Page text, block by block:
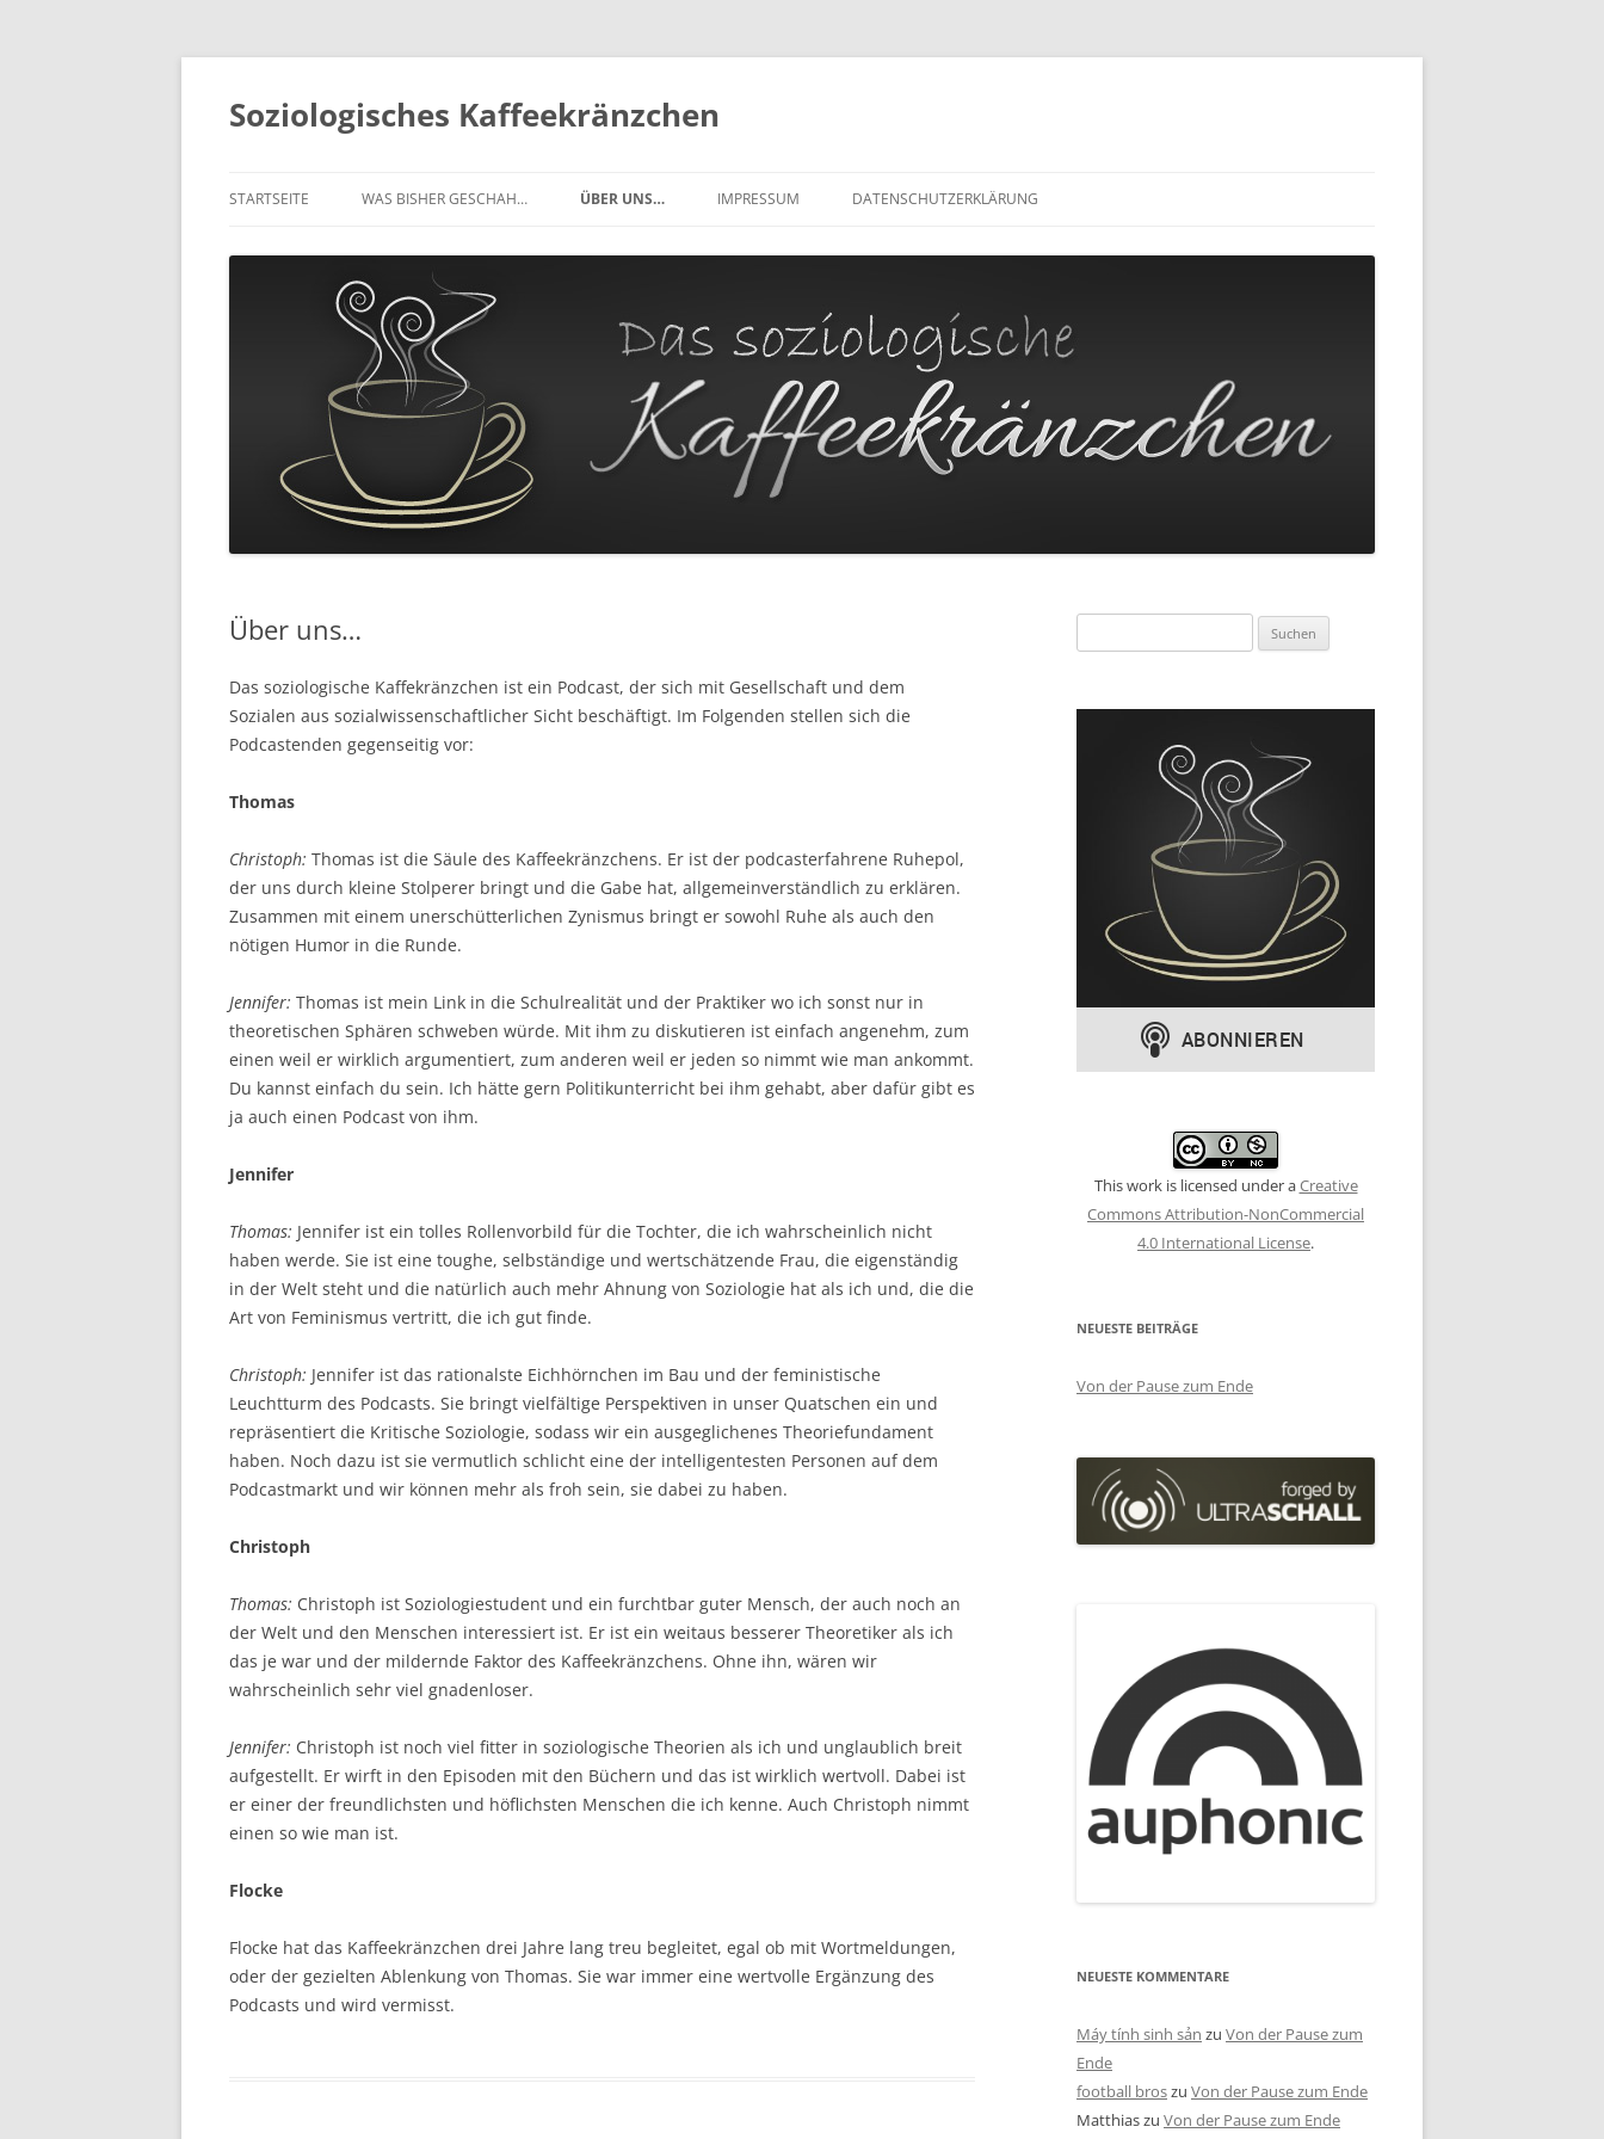
Soziologisches Kaffeekränzchen
STARTSEITE WAS BISHER GESCHAH… ÜBER UNS… IMPRESSUM DATENSCHUTZERKLÄRUNG
Über uns…
Das soziologische Kaffekränzchen ist ein Podcast, der sich mit Gesellschaft und dem
Sozialen aus sozialwissenschaftlicher Sicht beschäftigt. Im Folgenden stellen sich die
Podcastenden gegenseitig vor:
Thomas
Christoph: Thomas ist die Säule des Kaffeekränzchens. Er ist der podcasterfahrene Ruhepol,
der uns durch kleine Stolperer bringt und die Gabe hat, allgemeinverständlich zu erklären.
Zusammen mit einem unerschütterlichen Zynismus bringt er sowohl Ruhe als auch den
nötigen Humor in die Runde.
Jennifer: Thomas ist mein Link in die Schulrealität und der Praktiker wo ich sonst nur in
theoretischen Sphären schweben würde. Mit ihm zu diskutieren ist einfach angenehm, zum
einen weil er wirklich argumentiert, zum anderen weil er jeden so nimmt wie man ankommt.
Du kannst einfach du sein. Ich hätte gern Politikunterricht bei ihm gehabt, aber dafür gibt es
ja auch einen Podcast von ihm.
Jennifer
Thomas: Jennifer ist ein tolles Rollenvorbild für die Tochter, die ich wahrscheinlich nicht
haben werde. Sie ist eine toughe, selbständige und wertschätzende Frau, die eigenständig
in der Welt steht und die natürlich auch mehr Ahnung von Soziologie hat als ich und, die die
Art von Feminismus vertritt, die ich gut finde.
Christoph: Jennifer ist das rationalste Eichhörnchen im Bau und der feministische
Leuchtturm des Podcasts. Sie bringt vielfältige Perspektiven in unser Quatschen ein und
repräsentiert die Kritische Soziologie, sodass wir ein ausgeglichenes Theoriefundament
haben. Noch dazu ist sie vermutlich schlicht eine der intelligentesten Personen auf dem
Podcastmarkt und wir können mehr als froh sein, sie dabei zu haben.
Christoph
Thomas: Christoph ist Soziologiestudent und ein furchtbar guter Mensch, der auch noch an
der Welt und den Menschen interessiert ist. Er ist ein weitaus besserer Theoretiker als ich
das je war und der mildernde Faktor des Kaffeekränzchens. Ohne ihn, wären wir
wahrscheinlich sehr viel gnadenloser.
Jennifer: Christoph ist noch viel fitter in soziologische Theorien als ich und unglaublich breit
aufgestellt. Er wirft in den Episoden mit den Büchern und das ist wirklich wertvoll. Dabei ist
er einer der freundlichsten und höflichsten Menschen die ich kenne. Auch Christoph nimmt
einen so wie man ist.
Flocke
Flocke hat das Kaffeekränzchen drei Jahre lang treu begleitet, egal ob mit Wortmeldungen,
oder der gezielten Ablenkung von Thomas. Sie war immer eine wertvolle Ergänzung des
Podcasts und wird vermisst.
nach:
This work is licensed under aCreative
Commons Attribution-NonCommercial
4.0 International License.
NEUESTE BEITRÄGE
Von der Pause zum Ende
NEUESTE KOMMENTARE
Máy tính sinh sản zu Von der Pause zum
Ende
football broszu Von der Pause zum Ende
Matthiaszu Von der Pause zum Ende